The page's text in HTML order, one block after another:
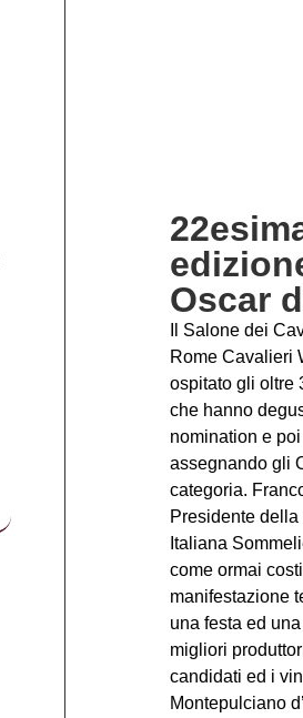
Oscar
Il Salone dei
Rome Cavalieri
ospitato gli oltre
che hanno
nomination e
assegnando gli
categoria.
Presidente
Italiana
come ormai
manifestazione
una festa ed
migliori
candidati ed i
Montepulciano